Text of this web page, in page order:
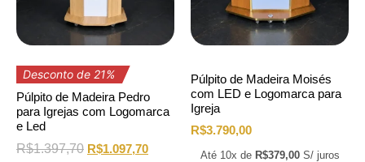
Desconto de 21%
Púlpito de Madeira Pedro
para Igrejas com Logomarca
e Led
R$1.397,70 R$1.097,70
Púlpito de Madeira Moisés
com LED e Logomarca para
Igreja
R$3.790,00
Até 10x de R$379,00 S/ juros